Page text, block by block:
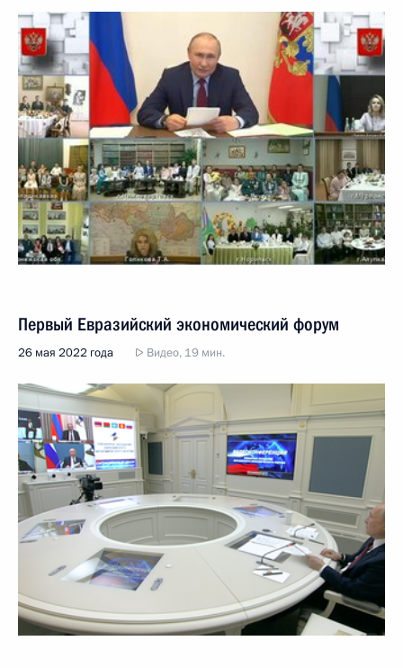
Первый Евразийский экономический форум
26 мая 2022 года Видео, 19 мин.